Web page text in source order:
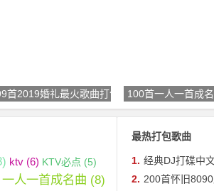
首2019婚礼最火歌曲打包下载100首一人一首成
ktv (6) KTV必点 (5)
一人一首成名曲 (8)
最热打包歌曲
1. 经典DJ打碟中
2. 200首怀旧8090